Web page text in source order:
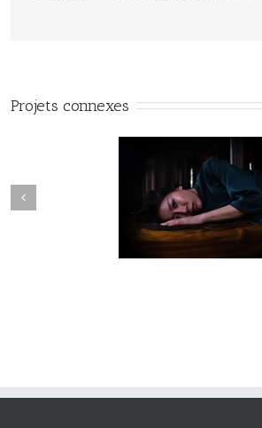
Projets connexes
Fleuve #040